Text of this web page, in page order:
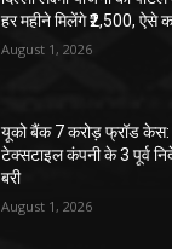
हर महीने मिलेंगे ₹2,500, ऐसे
August 1, 2026
यूको बैंक 7 करोड़ फ्रॉड
टेक्सटाइल कंपनी के 3 पूर्व
बरी
August 1, 2026